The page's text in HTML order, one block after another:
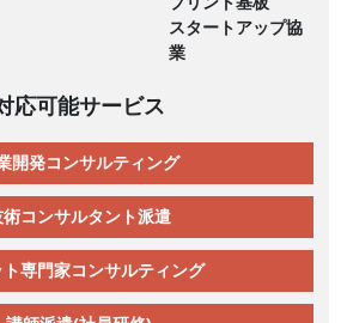
スタートアップ協
業
応可能サービス
開発コンサルティング
術コンサルタント派遣
ト専門家コンサルティング